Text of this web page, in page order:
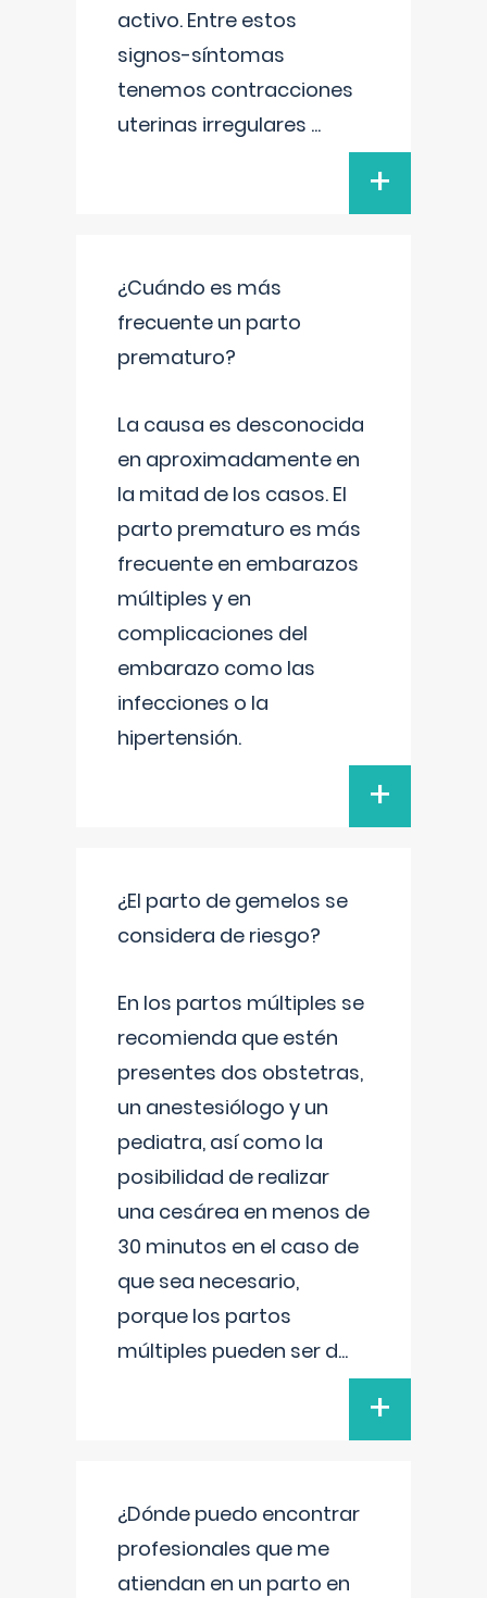
activo. Entre estos
signos-síntomas
tenemos contracciones
uterinas irregulares ...
+
¿Cuándo es más
frecuente un parto
prematuro?
La causa es desconocida
en aproximadamente en
la mitad de los casos. El
parto prematuro es más
frecuente en embarazos
múltiples y en
complicaciones del
embarazo como las
infecciones o la
hipertensión.
+
¿El parto de gemelos se
considera de riesgo?
En los partos múltiples se
recomienda que estén
presentes dos obstetras,
un anestesiólogo y un
pediatra, así como la
posibilidad de realizar
una cesárea en menos de
30 minutos en el caso de
que sea necesario,
porque los partos
múltiples pueden ser d...
+
¿Dónde puedo encontrar
profesionales que me
atiendan en un parto en